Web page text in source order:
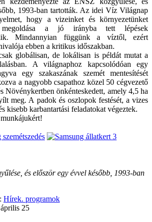
1993-ban tartották. Az idei Víz Világnap
hogy a vizeinket és környezetünket
megoldása a jó irányba tett lépések
Mindannyian függünk a víztől, ezért
ebben a kritikus időszakban.
globálisan, de lokálisan is példát mutat a
A világnaphoz kapcsolódóan egy
egy szakaszának szemét mentesítését
a nagyobb csapathoz közel 50 cégvezető
Növénykertben önkénteskedett, amely 4,5 ha
meg. A padok és oszlopok festését, a vizes
kisebb karbantartási feladatokat végeztek.
és először egy évvel később, 1993-ban
Hírek. programok
25